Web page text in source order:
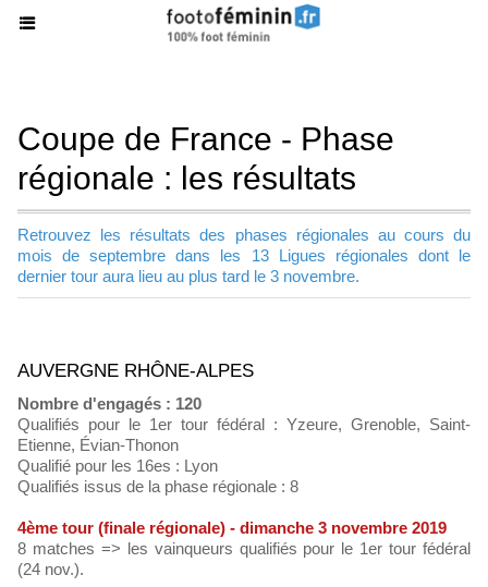
Coupe de France - Phase
régionale : les résultats
Retrouvez les résultats des phases régionales au cours du
mois de septembre dans les 13 Ligues régionales dont le
dernier tour aura lieu au plus tard le 3 novembre.
AUVERGNE RHÔNE-ALPES
Nombre d'engagés : 120
Qualifiés pour le 1er tour fédéral : Yzeure, Grenoble, Saint-
Etienne, Évian-Thonon
Qualifié pour les 16es : Lyon
Qualifiés issus de la phase régionale : 8
4ème tour (finale régionale) - dimanche 3 novembre 2019
8 matches => les vainqueurs qualifiés pour le 1er tour fédéral
(24 nov.).